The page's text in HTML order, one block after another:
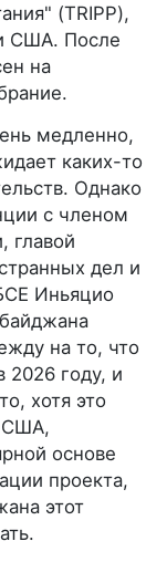
(TRIPP),
США. После
на
медленно,
каких-то
Однако
с членом
главой
дел и
Иньяцио
на то, что
2026 году, и
хотя это
США,
основе
проекта,
этот